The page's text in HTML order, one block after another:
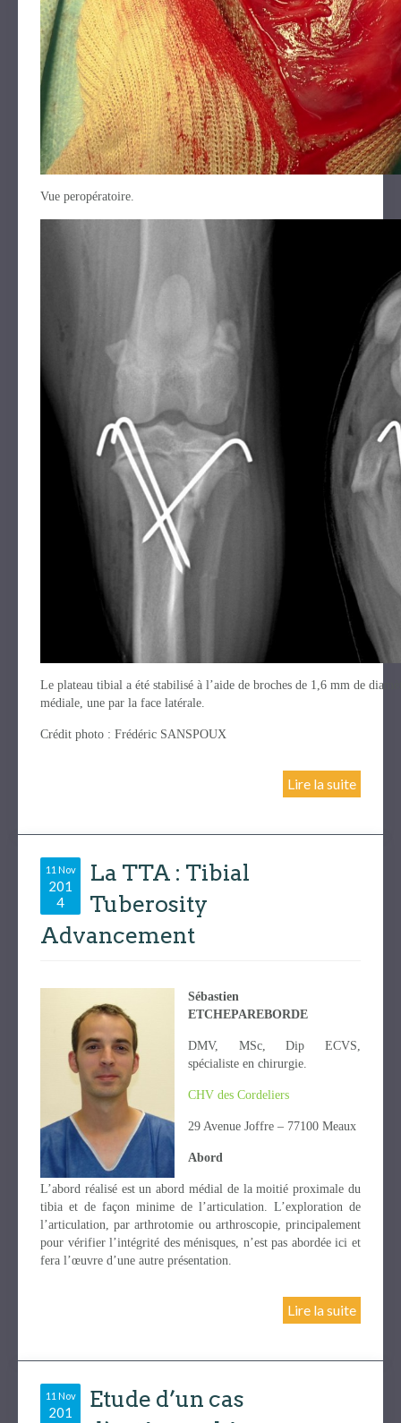
Vue peropératoire.
Le plateau tibial a été stabilisé à l’aide de broches de 1,6 mm de
médiale, une par la face latérale.
Crédit photo : Frédéric SANSPOUX
Lire la suite
11 Nov
201
4
La TTA : Tibial
Tuberosity
Advancement
Sébastien
ETCHEPAREBORDE
DMV, MSc, Dip ECVS,
spécialiste en chirurgie.
CHV des Cordeliers
29 Avenue Joffre – 77100 Meaux
Abord
L’abord réalisé est un abord médial de la moitié proximale du
tibia et de façon minime de l’articulation. L’exploration de
l’articulation, par arthrotomie ou arthroscopie, principalement
pour vérifier l’intégrité des ménisques, n’est pas abordée ici et
fera l’œuvre d’une autre présentation.
Lire la suite
11 Nov
201
Etude d’un cas